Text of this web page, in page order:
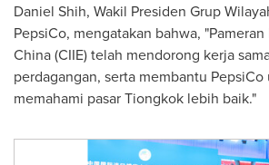
Daniel Shih, Wakil Presiden Grup
PepsiCo, mengatakan bahwa,
China (CIIE) telah mendorong kerja
perdagangan, serta membantu
memahami pasar Tiongkok lebih baik."